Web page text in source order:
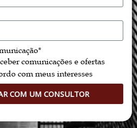
comunicações e ofertas
com meus interesses
COM UM CONSULTOR